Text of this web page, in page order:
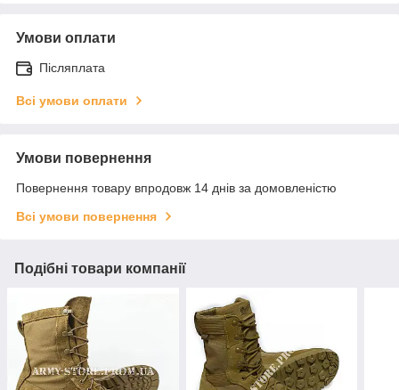
Умови оплати
Післяплата
Всі умови оплати
Умови повернення
Повернення товару впродовж 14 днів за домовленістю
Всі умови повернення
Подібні товари компанії